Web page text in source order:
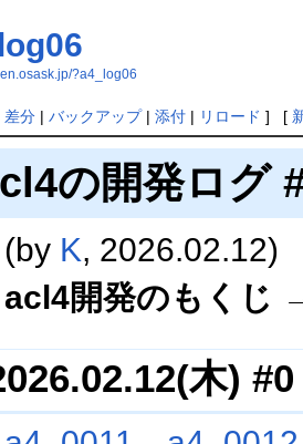
?a4_log06
差分| バックアップ| 添付| リロード ] [
の開発ログ
(by K, 2026.02.12)
acl4開発のもくじ
木) #0